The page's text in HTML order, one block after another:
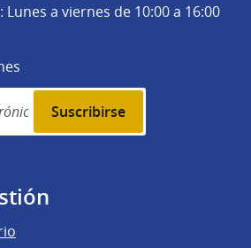
Lunes a viernes de 10:00 a 16:00